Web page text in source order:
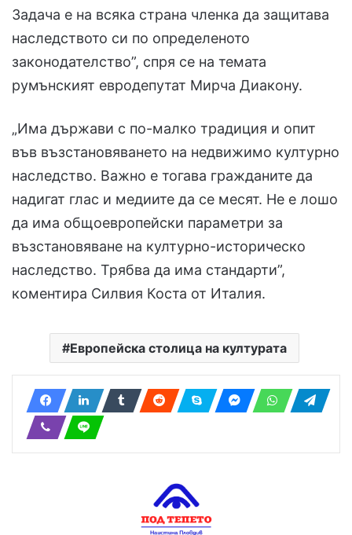
Задача е на всяка страна членка да защитава
наследството си по определеното
законодателство”, спря се на темата
румънският евродепутат Мирча Диакону.
„Има държави с по-малко традиция и опит
във възстановяването на недвижимо културно
наследство. Важно е тогава гражданите да
надигат глас и медиите да се месят. Не е лошо
да има общоевропейски параметри за
възстановяване на културно-историческо
наследство. Трябва да има стандарти”,
коментира Силвия Коста от Италия.
Европейска столица на културата